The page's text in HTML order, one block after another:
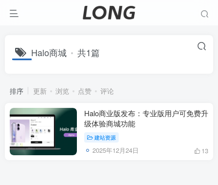
Halo商城 共1篇
排序 更新 浏览 点赞 评论
Halo商业版发布：专业版用户可免费升
级体验商城功能
建站资源
2025年12月24日 13